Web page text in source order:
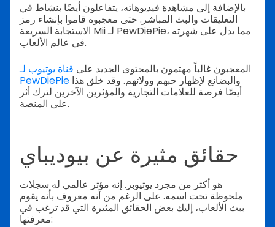
بالإضافة إلى مشاهدة فيديوهاته، يتفاعلون أيضًا بنشاط في
التعليقات والبث المباشر. حتى معجبوه قاموا بإنشاء رمز
الاستجابة السريعة Mii لـ PewDiePie، مما يدل على شهرته
في عالم الألعاب.
المعجبون غالباً مهتمون بالمحتوى الجديد على قناة يوتيوب لـ
PewDiePie
أيضًا فرصة للعلامات التجارية والمؤثرين الآخرين لترك أثر
على المنصة.
حقائق مثيرة عن بيوديباي
هو أكثر من مجرد يوتيوبر. إنه مؤثر عالمي له سجلات
ملحوظة تحت اسمه. على الرغم من أنه معروف بأنه يقوم
ببث الألعاب، إليك بعض الحقائق المثيرة التي قد ترغب في
معرفتها: